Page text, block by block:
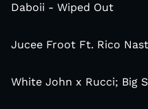
Daboii - Wiped Out
Jucee Froot Ft. Rico
White John x Rucci; Big